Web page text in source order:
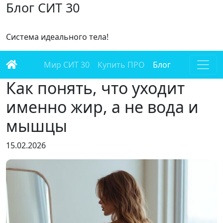
Блог СИТ 30
Cистема идеального тела!
Мир СИТ 30 Купить ПРО Блог
Как понять, что уходит
именно жир, а не вода и
мышцы
15.02.2026